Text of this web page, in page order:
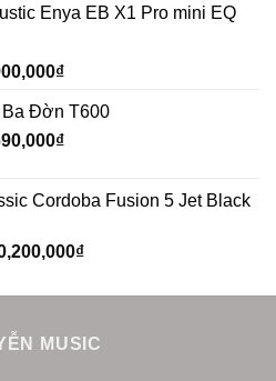
Enya EB X1 Pro mini EQ
₫
Ba Đờn T600
₫
Cordoba Fusion 5 Jet Black
₫
MUSIC